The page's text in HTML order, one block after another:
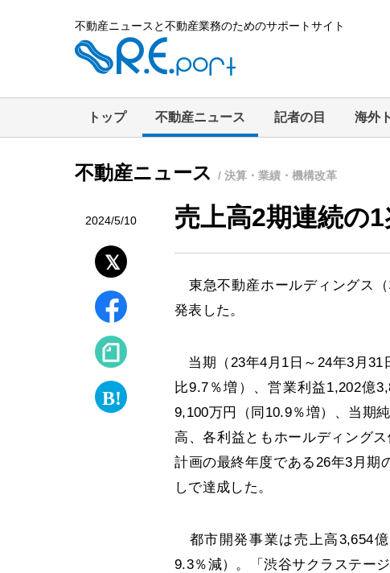
不動産ニュースと不動産業務のためのサポートサイト
トップ 不動産ニュース 記者の目 海外
不動産ニュース / 決算・業績・機構改革
2024/5/10 売上高2期連続の
東急不動産ホールディングス
発表した。
当期（23年4月1日～24年3月31
比9.7％増）、営業利益1,202億
9,100万円（同10.9％増）、当期
高、各利益ともホールディング
計画の最終年度である26年3月期
しで達成した。
都市開発事業は売上高3,654
9.3％減）。「渋谷サクラステー